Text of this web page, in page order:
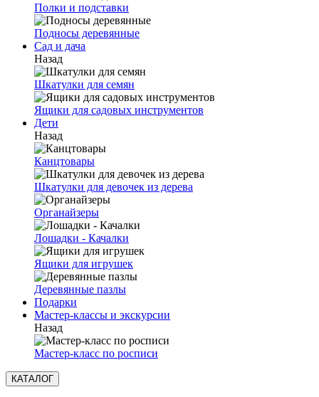
Полки и подставки
Подносы деревянные
Сад и дача
Назад
Шкатулки для семян
Ящики для садовых инструментов
Дети
Назад
Канцтовары
Шкатулки для девочек из дерева
Органайзеры
Лошадки - Качалки
Ящики для игрушек
Деревянные пазлы
Подарки
Мастер-классы и экскурсии
Назад
Мастер-класс по росписи
КАТАЛОГ